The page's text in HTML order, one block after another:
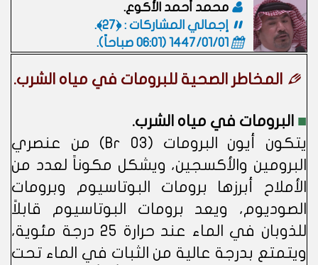
محمد أحمد الأكوع.
إجمالي المشاركات : ﴿27﴾.
1447/01/01 (06:01 صباحاً)
.
المخاطر الصحية للبرومات في مياه الشرب.
■ البرومات في مياه الشرب.
يتكون أيون البرومات (Br O3) من عنصري
البرومين والأكسجين، ويشكل مكوناً لعدد من
الأملاح أبرزها برومات البوتاسيوم وبرومات
الصوديوم، ويعد برومات البوتاسيوم قابلاً
للذوبان في الماء عند حرارة 25 درجة مئوية،
ويتمتع بدرجة عالية من الثبات في الماء تحت